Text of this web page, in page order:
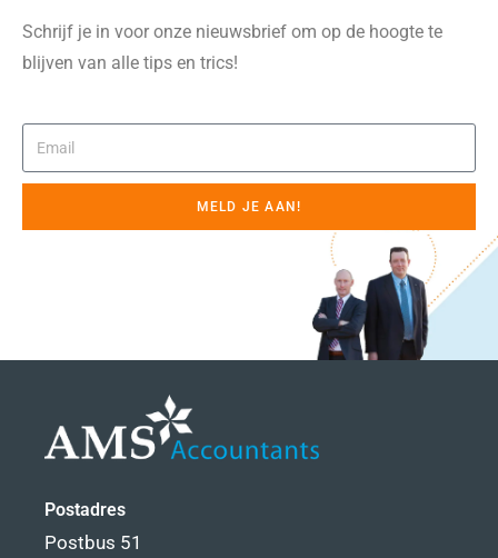
Schrijf je in voor onze nieuwsbrief om op de hoogte te
blijven van alle tips en trics!
MELD JE AAN!
Postadres
Postbus 51